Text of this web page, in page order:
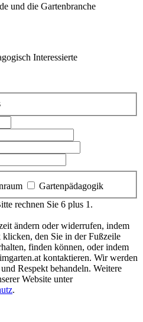
und die Gartenbranche
Interessierte
Gartenpädagogik
rechnen Sie 6 plus 1.
ändern oder widerrufen, indem
den Sie in der Fußzeile
finden können, oder indem
kontaktieren. Wir werden
Respekt behandeln. Weitere
Website unter
.